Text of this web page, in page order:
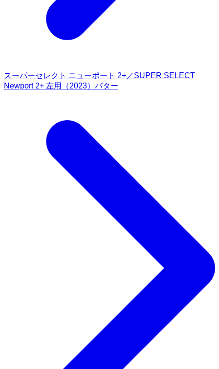
スーパーセレクト ニューポート 2+／SUPER SELECT
Newport 2+ 左用（2023）パター